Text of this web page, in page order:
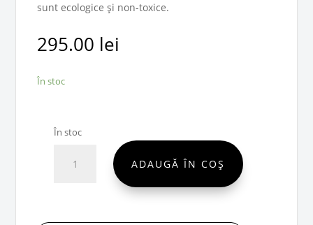
sunt ecologice și non-toxice.
295.00 lei
În stoc
În stoc
Axkid
ADAUGĂ ÎN COȘ